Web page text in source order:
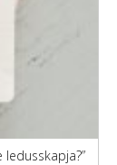
ledusskapja?”